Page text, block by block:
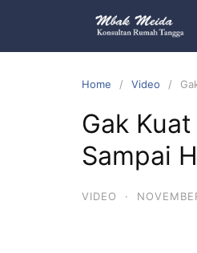
Home Video
Gak
Sampai
VIDEO ·